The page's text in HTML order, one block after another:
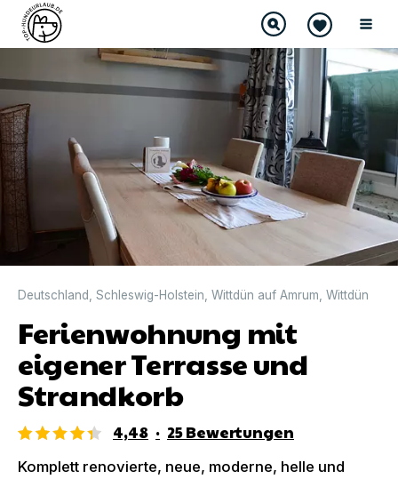
DIREKT BUCHBAR
Deutschland Schleswig-Holstein Wittdün auf Amrum Wittdün
Ferienwohnung mit
eigener Terrasse und
Strandkorb
4,48 · 25Bewertungen
Komplett renovierte, neue, moderne, helle und